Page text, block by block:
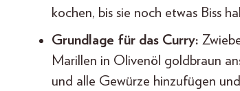
kochen, bis sie noch etwas Biss
Grundlage für das Curry:
Marillen in Olivenöl goldbraun
und alle Gewürze hinzufügen